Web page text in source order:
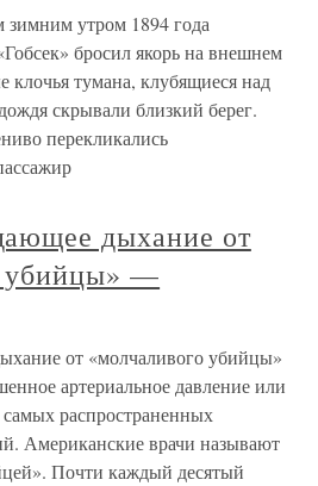
утром 1894 года
бросил якорь на внешнем
клочья тумана, клубящиеся над
скрывали близкий берег.
перекликались
дыхание от
убийцы» —
от «молчаливого убийцы»
артериальное давление или
распространенных
Американские врачи называют
Почти каждый десятый